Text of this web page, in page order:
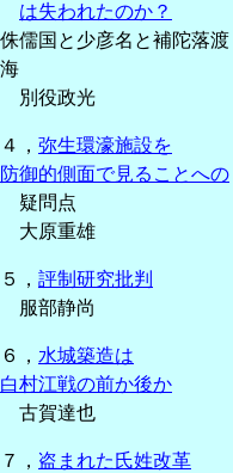
は失われたのか？
侏儒国と少彦名と補陀落渡
海
別役政光
４， 弥生環濠施設を
防御的側面で見ることへの
疑問点
大原重雄
５， 評制研究批判
服部静尚
６， 水城築造は
白村江戦の前か後か
古賀達也
７， 盗まれた氏姓改革